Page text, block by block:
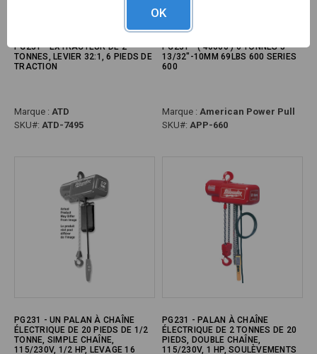
PG231 - EXTRACTEUR DE 2
TONNES, LEVIER 32:1, 6 PIEDS DE
TRACTION
Marque : ATD
SKU#: ATD-7495
PG231 - ( 40660 ) 6 TONNES 5'
13/32"-10MM 69LBS 600 SERIES
600
Marque : American Power Pull
SKU#: APP-660
PG231 - UN PALAN À CHAÎNE
ÉLECTRIQUE DE 20 PIEDS DE 1/2
TONNE, SIMPLE CHAÎNE,
115/230V, 1/2 HP, LEVAGE 16
PG231 - PALAN À CHAÎNE
ÉLECTRIQUE DE 2 TONNES DE 20
PIEDS, DOUBLE CHAÎNE,
115/230V, 1 HP, SOULÈVEMENTS
OK